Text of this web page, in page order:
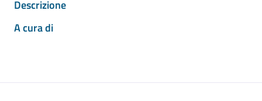
Descrizione
A cura di